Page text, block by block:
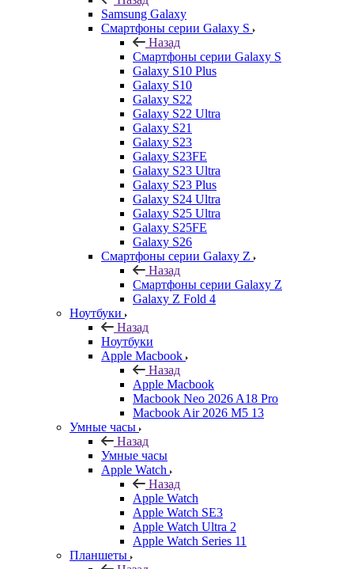
Samsung Galaxy
Смартфоны серии Galaxy S
Назад
Смартфоны серии Galaxy S
Galaxy S10 Plus
Galaxy S10
Galaxy S22
Galaxy S22 Ultra
Galaxy S21
Galaxy S23
Galaxy S23FE
Galaxy S23 Ultra
Galaxy S23 Plus
Galaxy S24 Ultra
Galaxy S25 Ultra
Galaxy S25FE
Galaxy S26
Смартфоны серии Galaxy Z
Назад
Смартфоны серии Galaxy Z
Galaxy Z Fold 4
Ноутбуки
Назад
Ноутбуки
Apple Macbook
Назад
Apple Macbook
Macbook Neo 2026 A18 Pro
Macbook Air 2026 M5 13
Умные часы
Назад
Умные часы
Apple Watch
Назад
Apple Watch
Apple Watch SE3
Apple Watch Ultra 2
Apple Watch Series 11
Планшеты